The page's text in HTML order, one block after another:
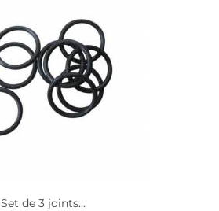
Set de 3 joints...